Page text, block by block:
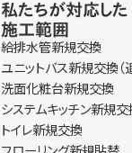
私たちが対応した
施工範囲
給排水管新規交換
ユニットバス新規交換（
洗面化粧台新規交換
システムキッチン新規交
トイレ新規交換